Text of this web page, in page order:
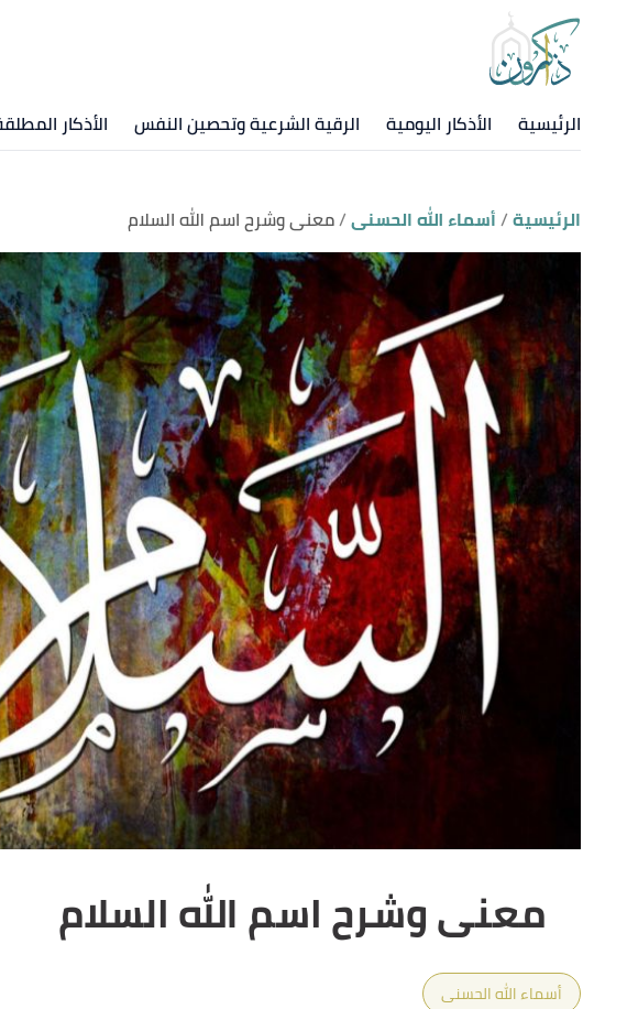
الرئيسية الأذكار اليومية الرقية الشرعية وتحصين النفس الأذكار
الرئيسية أسماء الله الحسنى معنى وشرح ​اسم الله السلام
معنى وشرح ​اسم الله السلام
أسماء الله الحسنى